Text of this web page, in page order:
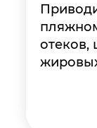
отеков,